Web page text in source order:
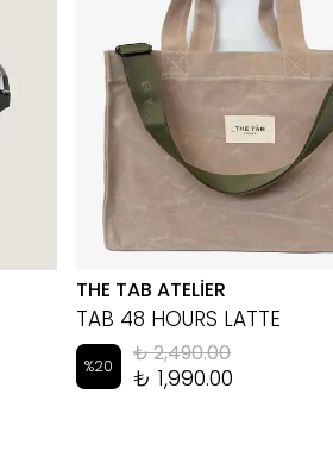
THE TAB ATELİER
TAB 48 HOURS LATTE
%20 ₺ 2,490.00
₺ 1,990.00